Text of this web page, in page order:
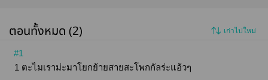
ตอนทั้งหมด (2) เก่าไปใหม่
#1
1 ตะไมเราม่ะมาโยกย้ายสายสะโพกกัลร่ะแอ้วๆ